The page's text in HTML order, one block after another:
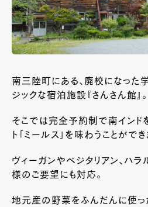
南三陸町にある、廃校になった
ジックな宿泊施設『さんさん館』。
そこでは完全予約制で南インド
ト「ミールス」を味わうことができ
ヴィーガンやベジタリアン、ハ
様のご要望にも対応。
地元産の野菜をふんだんに使っ